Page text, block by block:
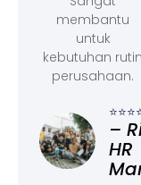
membantu
untuk
kebutuhan rutin
perusahaan.
–
HR